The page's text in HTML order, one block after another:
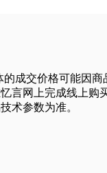
成交价格可能因
言网上完成线上购
术参数为准。